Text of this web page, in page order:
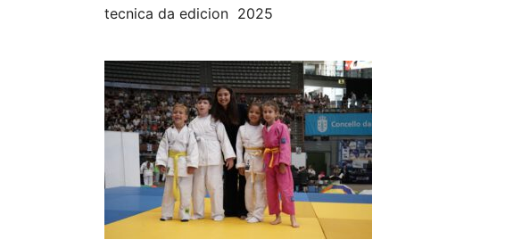
tecnica da edicion 2025